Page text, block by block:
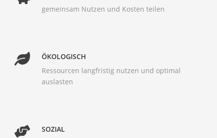
gemeinsam Nutzen und Kosten teilen
ÖKOLOGISCH
Ressourcen langfristig nutzen und optimal
auslasten
SOZIAL